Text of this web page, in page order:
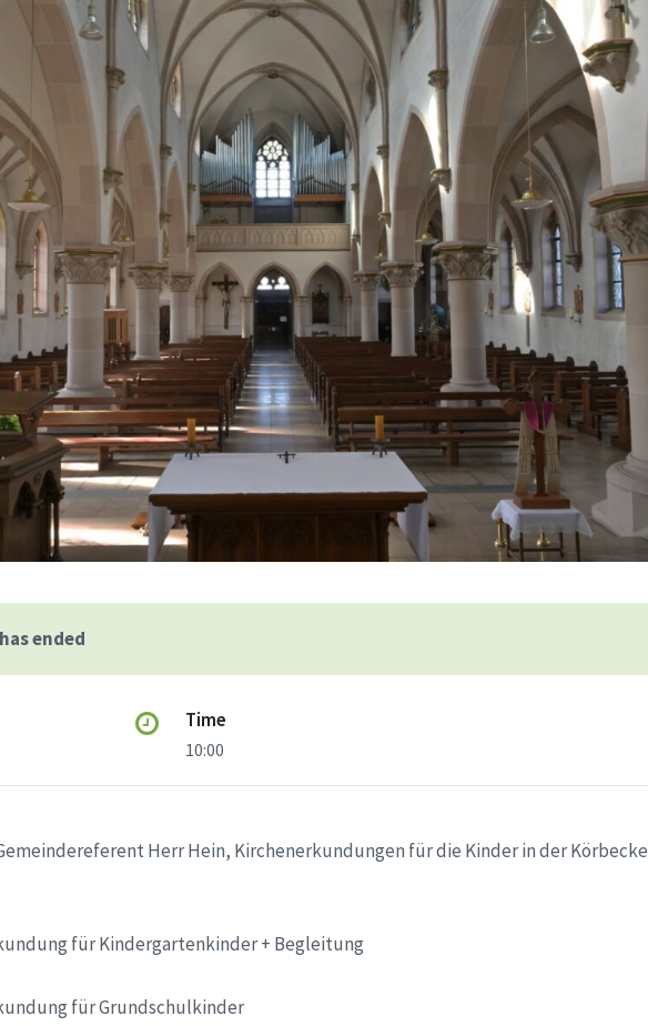
ended
Time
10:00
Herr Hein, Kirchenerkundungen für die Kinder in der
für Kindergartenkinder + Begleitung
für Grundschulkinder